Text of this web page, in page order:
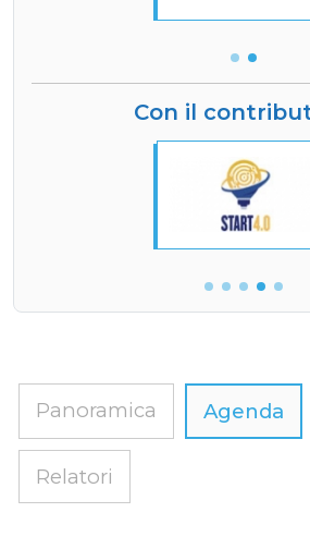
Con il
Panoramica Agenda
Relatori